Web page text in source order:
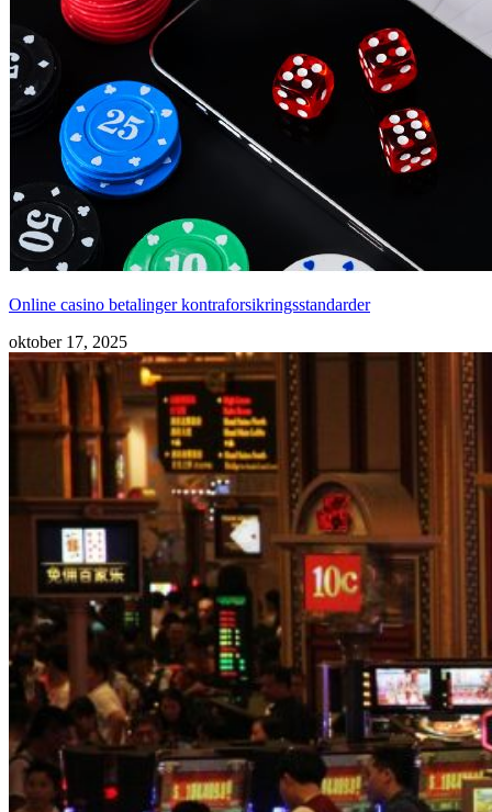
Online casino betalinger kontraforsikringsstandarder
oktober 17, 2025